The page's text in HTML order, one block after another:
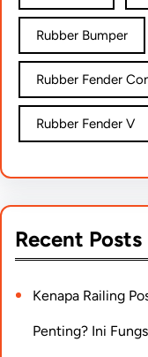
Rubber Bumper
Rubber Fender
Rubber Fender V
Recent Posts
Kenapa Railing
Penting? Ini